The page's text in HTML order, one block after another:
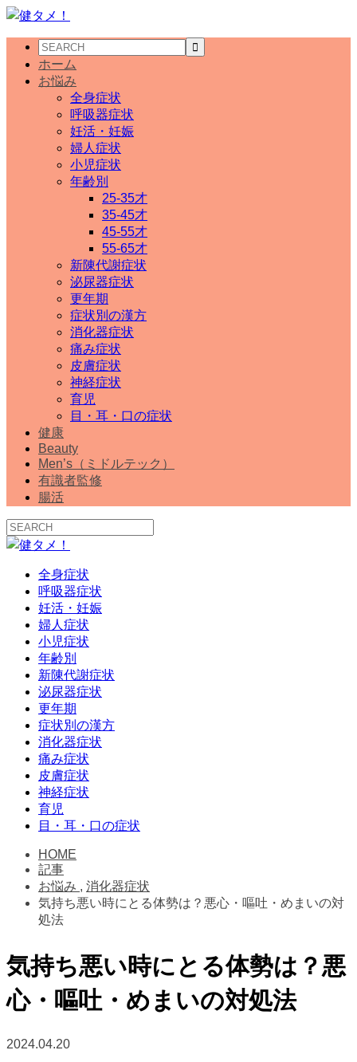
ホーム
お悩み
全身症状
呼吸器症状
妊活・妊娠
婦人症状
小児症状
年齢別
25-35才
35-45才
45-55才
55-65才
新陳代謝症状
泌尿器症状
更年期
症状別の漢方
消化器症状
痛み症状
皮膚症状
神経症状
育児
目・耳・口の症状
健康
Beauty
Men’s（ミドルテック）
有識者監修
腸活
全身症状
呼吸器症状
妊活・妊娠
婦人症状
小児症状
年齢別
新陳代謝症状
泌尿器症状
更年期
症状別の漢方
消化器症状
痛み症状
皮膚症状
神経症状
育児
目・耳・口の症状
HOME
記事
お悩み , 消化器症状
気持ち悪い時にとる体勢は？悪心・嘔吐・めまいの対
処法
気持ち悪い時にとる体勢は？悪
心・嘔吐・めまいの対処法
2024.04.20